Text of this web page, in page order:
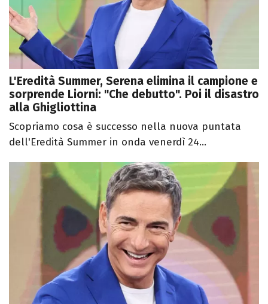
L'Eredità Summer, Serena elimina il campione e
sorprende Liorni: "Che debutto". Poi il disastro
alla Ghigliottina
Scopriamo cosa è successo nella nuova puntata
dell'Eredità Summer in onda venerdì 24...